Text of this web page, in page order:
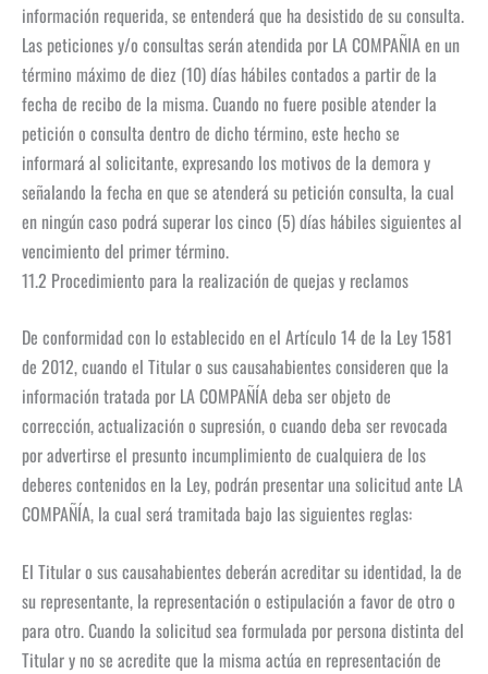
información requerida, se entenderá que ha desistido de su consulta.
Las peticiones y/o consultas serán atendida por LA COMPAÑIA en un
término máximo de diez (10) días hábiles contados a partir de la
fecha de recibo de la misma. Cuando no fuere posible atender la
petición o consulta dentro de dicho término, este hecho se
informará al solicitante, expresando los motivos de la demora y
señalando la fecha en que se atenderá su petición consulta, la cual
en ningún caso podrá superar los cinco (5) días hábiles siguientes al
vencimiento del primer término.
11.2 Procedimiento para la realización de quejas y reclamos
De conformidad con lo establecido en el Artículo 14 de la Ley 1581
de 2012, cuando el Titular o sus causahabientes consideren que la
información tratada por LA COMPAÑÍA deba ser objeto de
corrección, actualización o supresión, o cuando deba ser revocada
por advertirse el presunto incumplimiento de cualquiera de los
deberes contenidos en la Ley, podrán presentar una solicitud ante LA
COMPAÑÍA, la cual será tramitada bajo las siguientes reglas:
El Titular o sus causahabientes deberán acreditar su identidad, la de
su representante, la representación o estipulación a favor de otro o
para otro. Cuando la solicitud sea formulada por persona distinta del
Titular y no se acredite que la misma actúa en representación de